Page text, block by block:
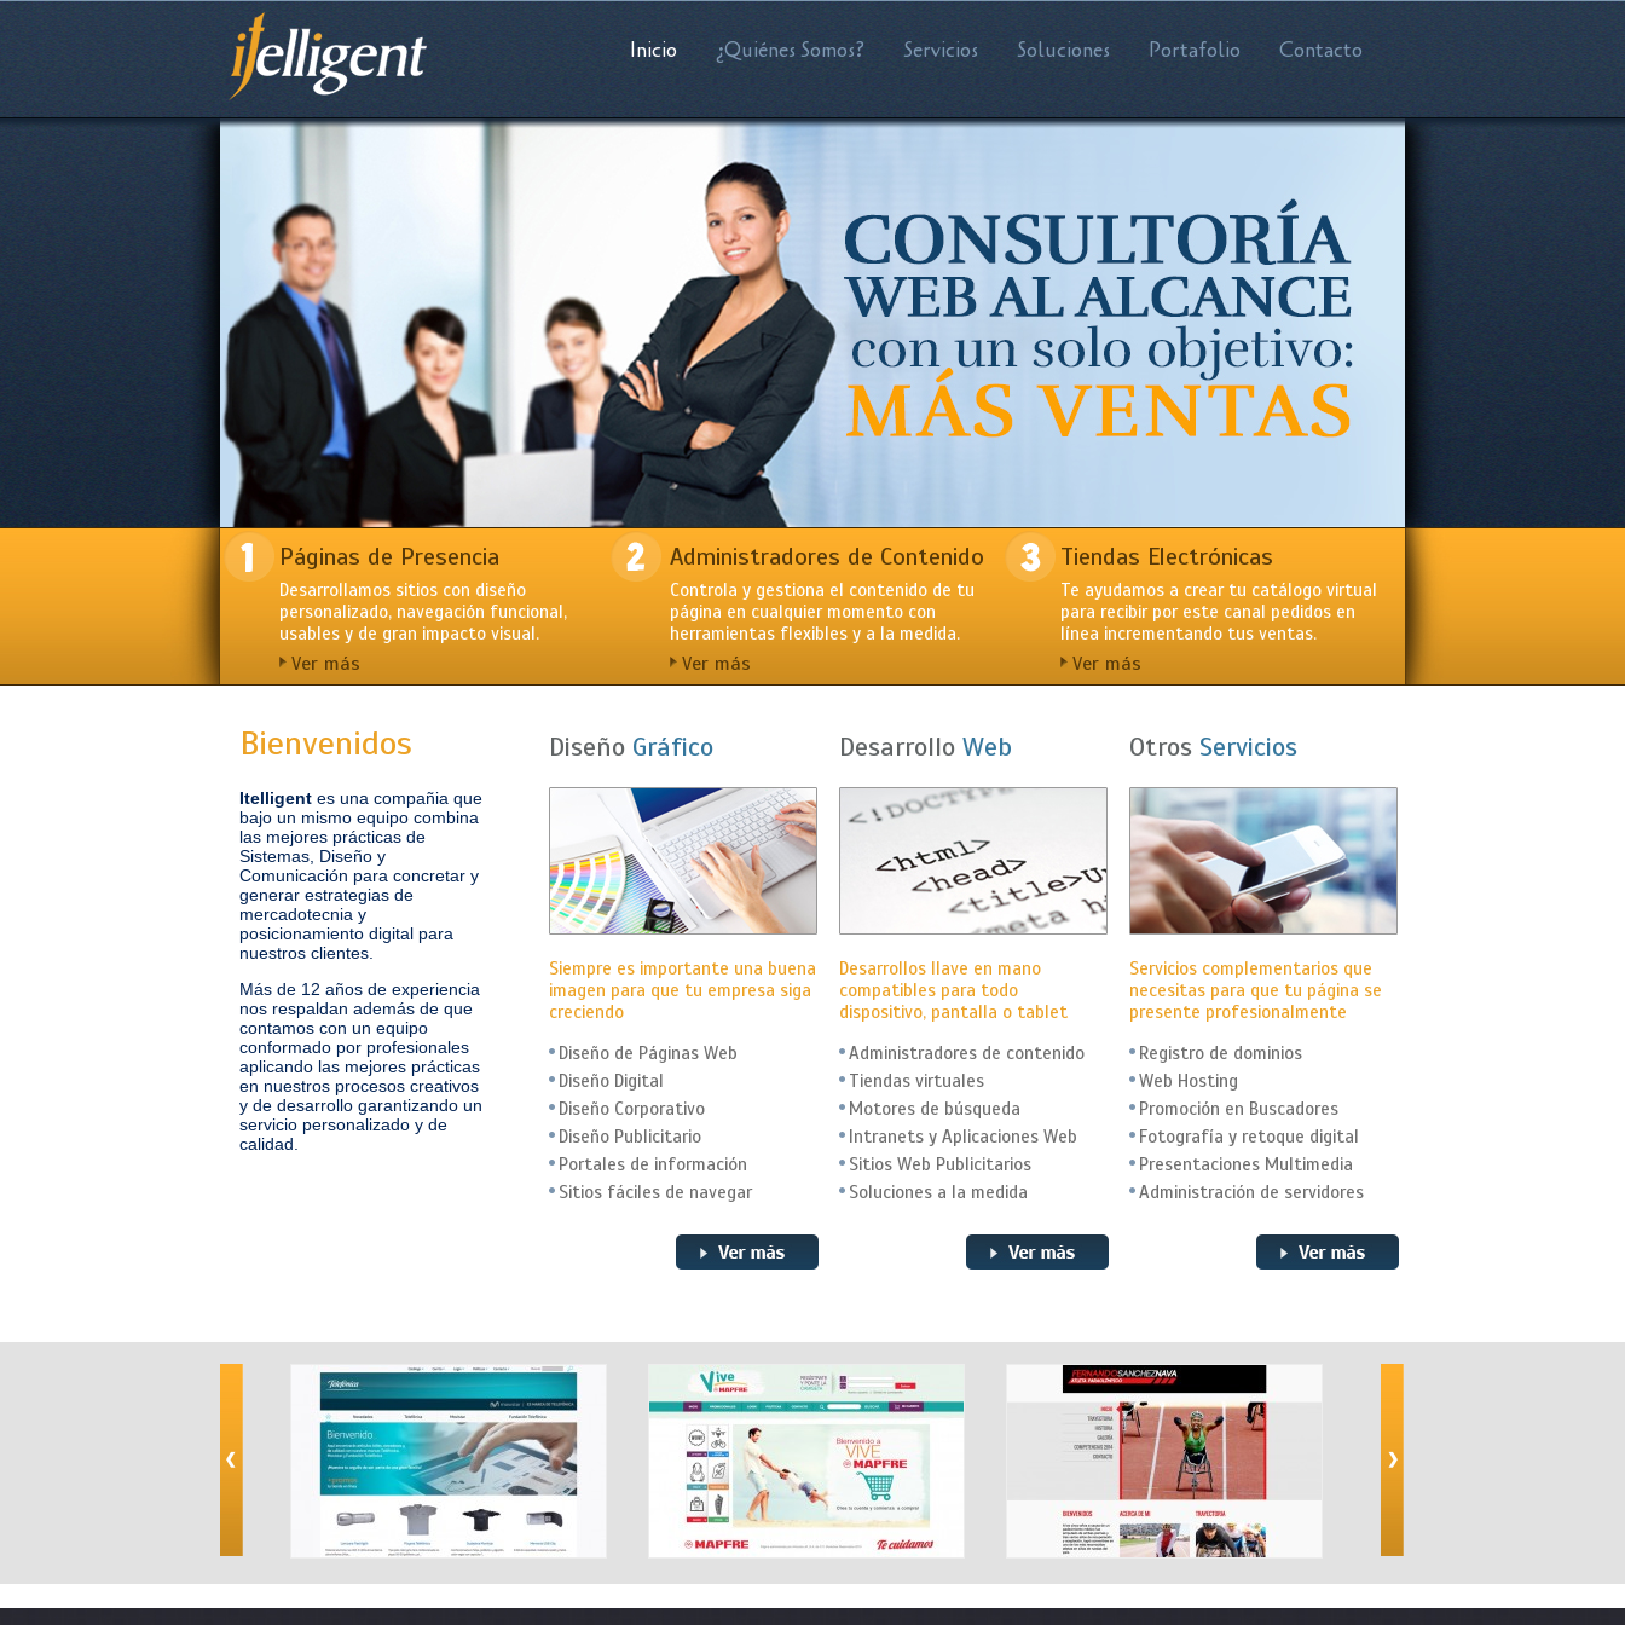
Inicio ¿Quiénes Somos? Servicios Soluciones Portafolio Contacto
Páginas de Presencia
Desarrollamos sitios con diseño
personalizado, navegación funcional,
usables y de gran impacto visual.
Ver más
Administradores de Contenido
Controla y gestiona el contenido de tu
página en cualquier momento con
herramientas flexibles y a la medida.
Ver más
Tiendas Electrónicas
Te ayudamos a crear tu catálogo virtual
para recibir por este canal pedidos en
línea incrementando tus ventas.
Ver más
Bienvenidos
Itelligentes una compañia que
bajo un mismo equipo combina
las mejores prácticas de
Sistemas, Diseño y
Comunicación para concretar y
generar estrategias de
mercadotecnia y
posicionamiento digital para
nuestros clientes.
Más de 12 años de experiencia
nos respaldan además de que
contamos con un equipo
conformado por profesionales
aplicando las mejores prácticas
en nuestros procesos creativos
y de desarrollo garantizando un
servicio personalizado y de
calidad.
Diseño Gráfico
Siempre es importante una buena
imagen para que tu empresa siga
creciendo
Diseño de Páginas Web
Diseño Digital
Diseño Corporativo
Diseño Publicitario
Portales de información
Sitios fáciles de navegar
DesarrolloWeb
Desarrollos llave en mano
compatibles para todo
dispositivo, pantalla o tablet
Administradores de contenido
Tiendas virtuales
Motores de búsqueda
Intranets y Aplicaciones Web
Sitios Web Publicitarios
Soluciones a la medida
Otros Servicios
Servicios complementarios que
necesitas para que tu página se
presente profesionalmente
Registro de dominios
Web Hosting
Promoción en Buscadores
Fotografía y retoque digital
Presentaciones Multimedia
Administración de servidores